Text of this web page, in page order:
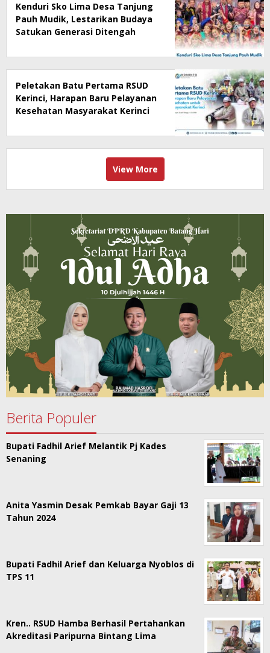
Kenduri Sko Lima Desa Tanjung
Pauh Mudik, Lestarikan Budaya
Satukan Generasi Ditengah
Peletakan Batu Pertama RSUD
Kerinci, Harapan Baru Pelayanan
Kesehatan Masyarakat Kerinci
View More
Berita Populer
Bupati Fadhil Arief Melantik Pj Kades
Senaning
Anita Yasmin Desak Pemkab Bayar Gaji 13
Tahun 2024
Bupati Fadhil Arief dan Keluarga Nyoblos di
TPS 11
Kren.. RSUD Hamba Berhasil Pertahankan
Akreditasi Paripurna Bintang Lima